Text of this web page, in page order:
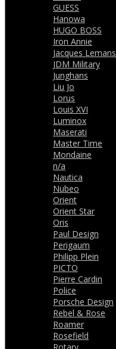
GUESS
Hanowa
HUGO BOSS
Iron Annie
Jacques Lemans
JDM Military
Junghans
Liu Jo
Lorus
Louis XVI
Luminox
Maserati
Master Time
Mondaine
n/a
Nautica
Nubeo
Orient
Orient Star
Oris
Paul Design
Perigaum
Philipp Plein
PICTO
Pierre Cardin
Police
Porsche Design
Rebel & Rose
Roamer
Rosefield